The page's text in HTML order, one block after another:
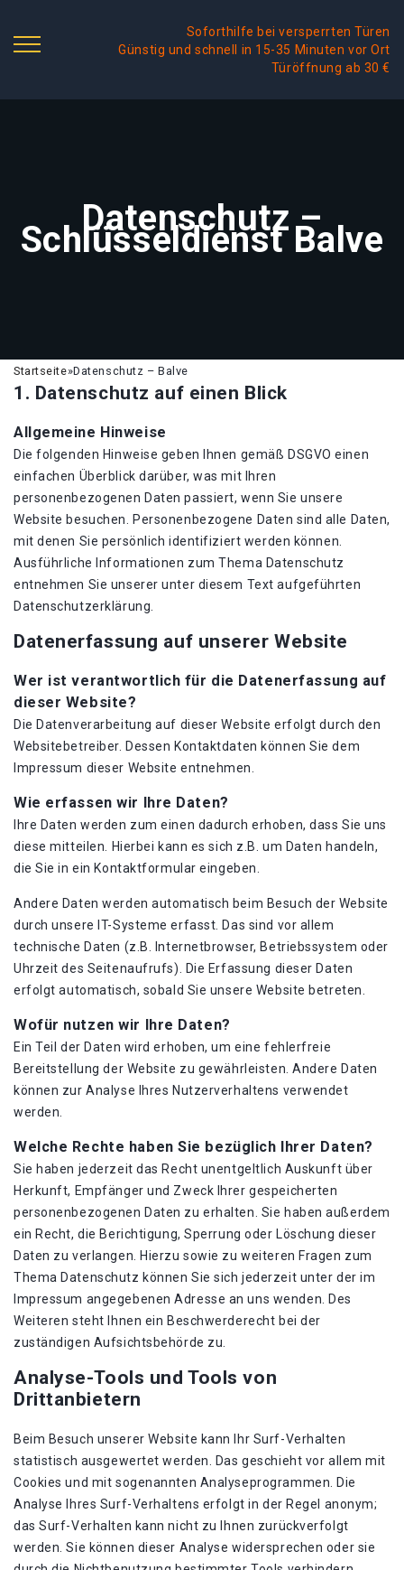
Soforthilfe bei versperrten Türen
Günstig und schnell in 15-35 Minuten vor Ort
Türöffnung ab 30 €
Datenschutz –
Schlüsseldienst Balve
Startseite»Datenschutz – Balve
1. Datenschutz auf einen Blick
Allgemeine Hinweise
Die folgenden Hinweise geben Ihnen gemäß DSGVO einen
einfachen Überblick darüber, was mit Ihren
personenbezogenen Daten passiert, wenn Sie unsere
Website besuchen. Personenbezogene Daten sind alle Daten,
mit denen Sie persönlich identifiziert werden können.
Ausführliche Informationen zum Thema Datenschutz
entnehmen Sie unserer unter diesem Text aufgeführten
Datenschutzerklärung.
Datenerfassung auf unserer Website
Wer ist verantwortlich für die Datenerfassung auf
dieser Website?
Die Datenverarbeitung auf dieser Website erfolgt durch den
Websitebetreiber. Dessen Kontaktdaten können Sie dem
Impressum dieser Website entnehmen.
Wie erfassen wir Ihre Daten?
Ihre Daten werden zum einen dadurch erhoben, dass Sie uns
diese mitteilen. Hierbei kann es sich z.B. um Daten handeln,
die Sie in ein Kontaktformular eingeben.
Andere Daten werden automatisch beim Besuch der Website
durch unsere IT-Systeme erfasst. Das sind vor allem
technische Daten (z.B. Internetbrowser, Betriebssystem oder
Uhrzeit des Seitenaufrufs). Die Erfassung dieser Daten
erfolgt automatisch, sobald Sie unsere Website betreten.
Wofür nutzen wir Ihre Daten?
Ein Teil der Daten wird erhoben, um eine fehlerfreie
Bereitstellung der Website zu gewährleisten. Andere Daten
können zur Analyse Ihres Nutzerverhaltens verwendet
werden.
Welche Rechte haben Sie bezüglich Ihrer Daten?
Sie haben jederzeit das Recht unentgeltlich Auskunft über
Herkunft, Empfänger und Zweck Ihrer gespeicherten
personenbezogenen Daten zu erhalten. Sie haben außerdem
ein Recht, die Berichtigung, Sperrung oder Löschung dieser
Daten zu verlangen. Hierzu sowie zu weiteren Fragen zum
Thema Datenschutz können Sie sich jederzeit unter der im
Impressum angegebenen Adresse an uns wenden. Des
Weiteren steht Ihnen ein Beschwerderecht bei der
zuständigen Aufsichtsbehörde zu.
Analyse-Tools und Tools von
Drittanbietern
Beim Besuch unserer Website kann Ihr Surf-Verhalten
statistisch ausgewertet werden. Das geschieht vor allem mit
Cookies und mit sogenannten Analyseprogrammen. Die
Analyse Ihres Surf-Verhaltens erfolgt in der Regel anonym;
das Surf-Verhalten kann nicht zu Ihnen zurückverfolgt
werden. Sie können dieser Analyse widersprechen oder sie